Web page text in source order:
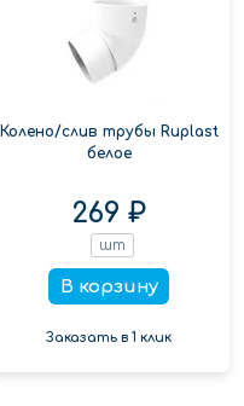
Колено/слив трубы Ruplast
белое
269 ₽
шт
В корзину
Заказать в 1 клик